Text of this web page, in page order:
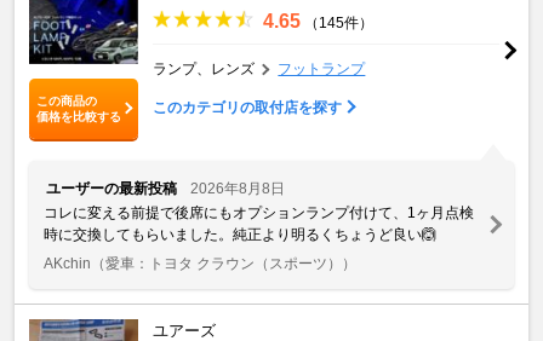
この商品の
価格を比較する
4.65 （145件）
ランプ、レンズ フットランプ
このカテゴリの取付店を探す
ユーザーの最新投稿
2026年8月8日
コレに変える前提で後席にもオプションランプ付けて、1ヶ月点検
時に交換してもらいました。純正より明るくちょうど良い🙆
AKchin （愛車：トヨタ クラウン（スポーツ））
ユアーズ